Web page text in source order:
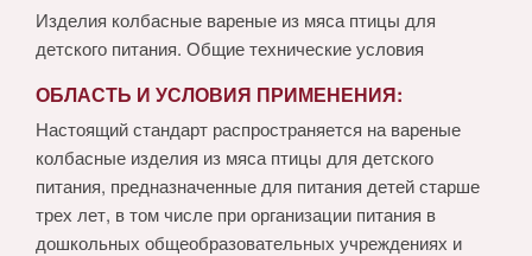
Изделия колбасные вареные из мяса птицы для
детского питания. Общие технические условия
ОБЛАСТЬ И УСЛОВИЯ ПРИМЕНЕНИЯ:
Настоящий стандарт распространяется на вареные
колбасные изделия из мяса птицы для детского
питания, предназначенные для питания детей старше
трех лет, в том числе при организации питания в
дошкольных общеобразовательных учреждениях и